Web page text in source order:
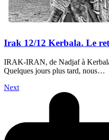
Irak 12/12 Kerbala. Le
IRAK-IRAN, de Nadjaf à
Quelques jours plus tard, nous…
Next